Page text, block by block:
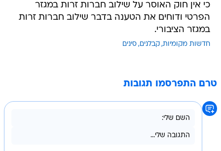
כי אין חוק האוסר על שילוב חברות זרות במגזר
הפרטי ודוחים את הטענה בדבר שילוב חברות זרות
במגזר הציבורי.
חדשות מקומיות קבלנים סינים
טרם התפרסמו תגובות